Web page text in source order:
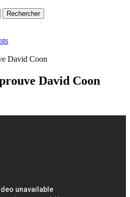
David Coon
David Coon